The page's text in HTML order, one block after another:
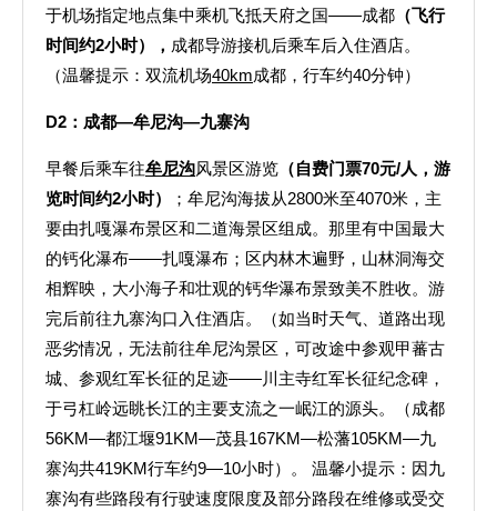
于机场指定地点集中乘机飞抵天府之国——成都 （飞行
时间约2小时） ， 成都导游接机后乘车后入住酒店。
（温馨提示： 双流机场40km成都，行车约40分钟）
D2 ：成都—牟尼沟—九寨沟
早餐后乘车往牟尼沟风景区游览 （自费门票70元/人，游
览时间约2小时）
；牟尼沟海拔从2800米至4070米，主
要由扎嘎瀑布景区和二道海景区组成。那里有中国最大
的钙化瀑布——扎嘎瀑布；区内林木遍野，山林洞海交
相辉映，大小海子和壮观的钙华瀑布景致美不胜收。游
完后前往九寨沟口入住酒店。（如当时天气、道路出现
恶劣情况，无法前往牟尼沟景区，可改途中参观甲蕃古
城、参观红军长征的足迹——川主寺红军长征纪念碑，
于弓杠岭远眺长江的主要支流之一岷江的源头。（成都
56KM—都江堰91KM—茂县167KM—松藩105KM—九
寨沟共419KM行车约9—10小时）。 温馨小提示：因九
寨沟有些路段有行驶速度限度及部分路段在维修或受交